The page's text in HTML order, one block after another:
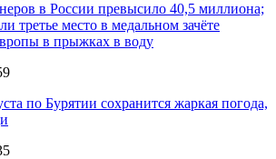
в России превысило 40,5 миллиона;
третье место в медальном зачёте
в прыжках в воду
по Бурятии сохранится жаркая погода,